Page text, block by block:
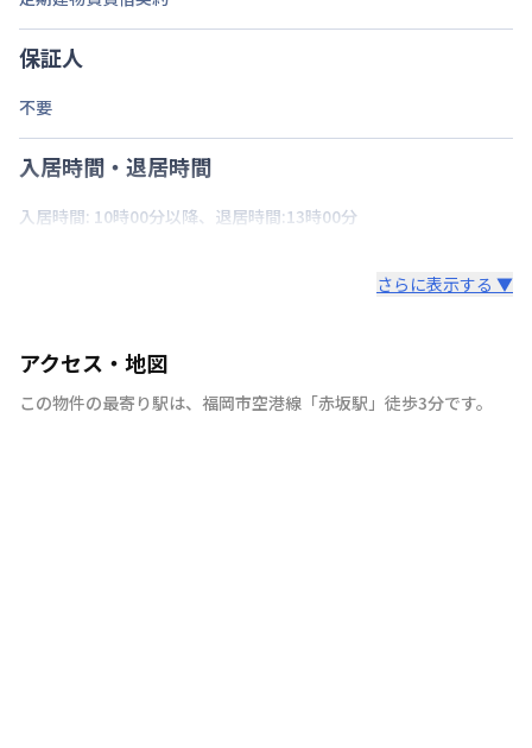
保証人
不要
入居時間・退居時間
入居時間: 10時00分以降、退居時間:13時00分
さらに表示する ▼
アクセス・地図
この物件の最寄り駅は、 福岡市空港線 「赤坂駅 」 徒歩3分です。